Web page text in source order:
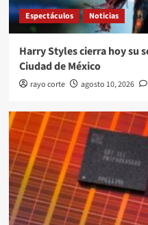
Espectáculos Noticias
Harry Styles cierra hoy su
Ciudad de México
rayo corte agosto 10, 2026